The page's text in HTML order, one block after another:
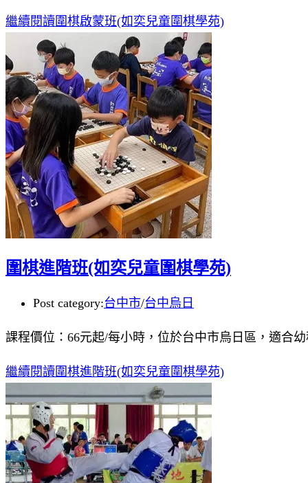
繼續閱讀 圍棋啟蒙班(如奕兒童圍棋學苑)
圍棋進階班(如奕兒童圍棋學苑)
Post category:台中市/台中烏日
課程價位：66元起/每小時，位於台中市烏日區，適合
繼續閱讀 圍棋進階班(如奕兒童圍棋學苑)